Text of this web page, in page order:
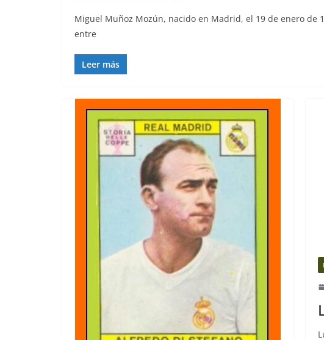
Miguel Muñoz Mozún, nacido en Madrid, el 19 de enero
entre
Leer más